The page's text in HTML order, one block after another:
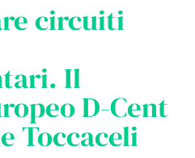
circuiti
Il
D-Cent
Toccaceli